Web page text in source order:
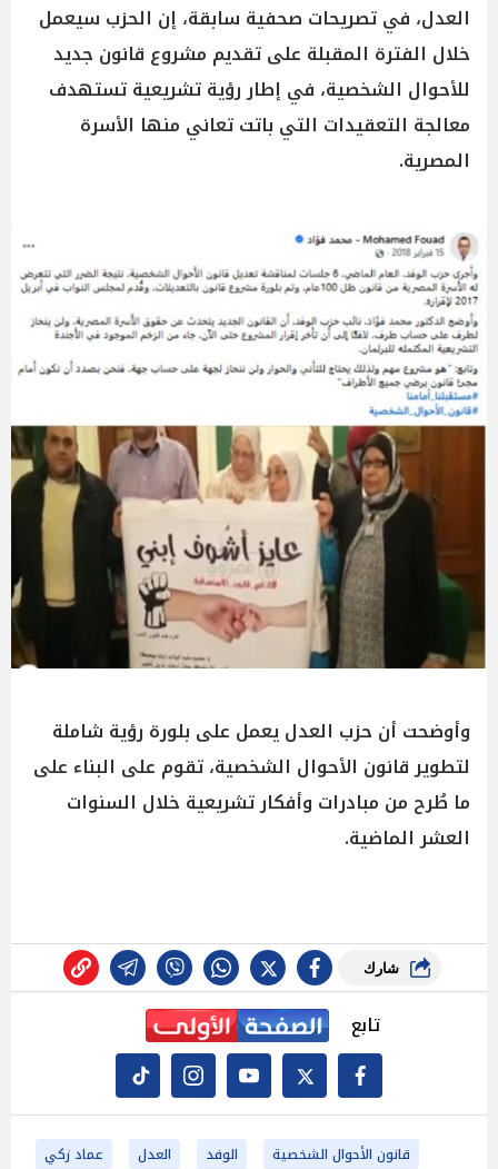
العدل، في تصريحات صحفية سابقة، إن الحزب سيعمل
خلال الفترة المقبلة على تقديم مشروع قانون جديد
للأحوال الشخصية، في إطار رؤية تشريعية تستهدف
معالجة التعقيدات التي باتت تعاني منها الأسرة
المصرية.
وأوضحت أن حزب العدل يعمل على بلورة رؤية شاملة
لتطوير قانون الأحوال الشخصية، تقوم على البناء على
ما طُرح من مبادرات وأفكار تشريعية خلال السنوات
العشر الماضية.
شارك
تابع
قانون الأحوال الشخصية الوفد العدل
عماد زكي